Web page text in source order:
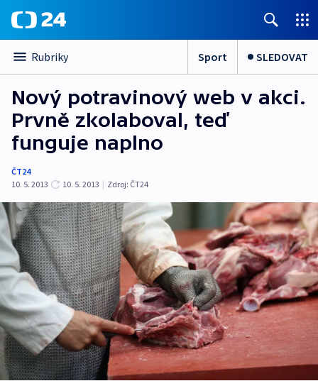
Rubriky Sport SLEDOVAT
Nový potravinový web v akci.
Prvně zkolaboval, teď
funguje naplno
ČT24
10. 5. 2013
10. 5. 2013 | Zdroj: ČT24